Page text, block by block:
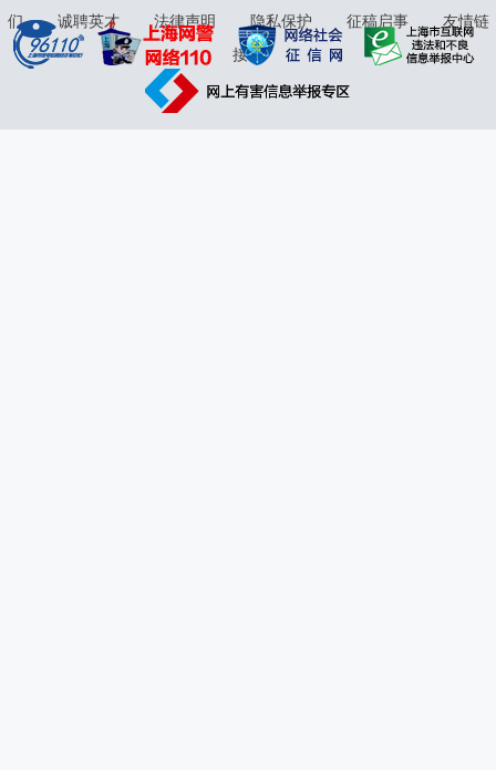
们
诚聘英才 法律声明 隐私保护 征稿启事
友情链
接